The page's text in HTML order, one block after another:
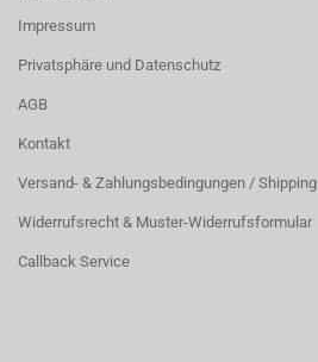
Impressum
Privatsphäre und Datenschutz
AGB
Kontakt
Versand- & Zahlungsbedingungen / Shipping
Widerrufsrecht & Muster-Widerrufsformular
Callback Service